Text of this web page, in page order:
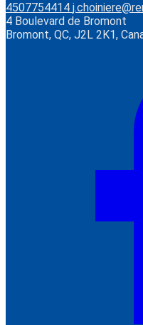
4507754414
4 Boulevard de Bromont
Bromont, QC, J2L 2K1,